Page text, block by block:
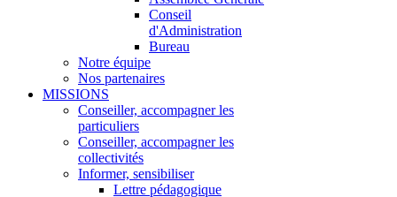
Conseil
d'Administration
Bureau
Notre équipe
Nos partenaires
MISSIONS
Conseiller, accompagner les
particuliers
Conseiller, accompagner les
collectivités
Informer, sensibiliser
Lettre pédagogique